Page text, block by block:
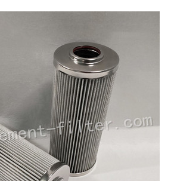
新闻中心
产品快讯
在线留言
联系我们
网站地图